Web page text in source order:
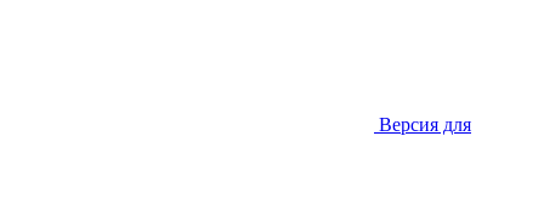
Версия для